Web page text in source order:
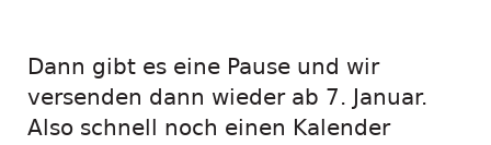
Dann gibt es eine Pause und wir
versenden dann wieder ab 7. Januar.
Also schnell noch einen Kalender